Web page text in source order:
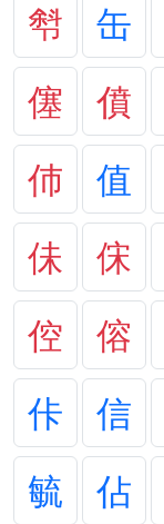
厁
缶
僿
僨
伂
值
佅
俕
倥
傛
佧
信
毓
佔